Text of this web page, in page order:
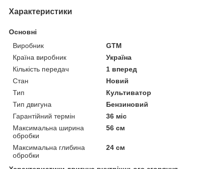
Характеристики
Основні
Виробник
GTM
Країна виробник
Україна
Кількість передач
1 вперед
Стан
Новий
Тип
Культиватор
Тип двигуна
Бензиновий
Гарантійний термін
36 міс
Максимальна ширина
обробки
56 см
Максимальна глибина
обробки
24 см